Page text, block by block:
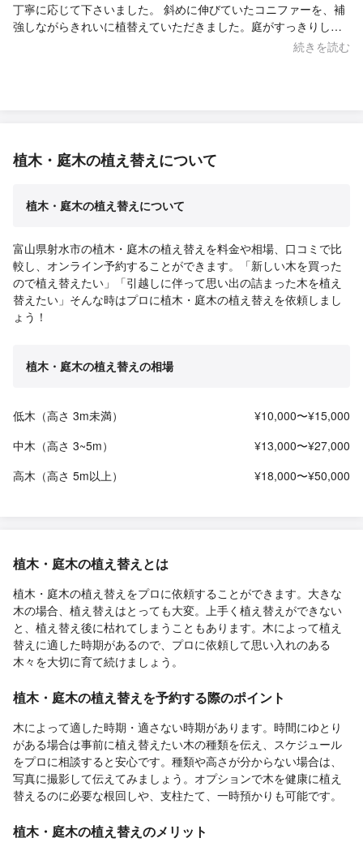
丁寧に応じて下さいました。 斜めに伸びていたコニファーを、補
強しながらきれいに植替えていただきました。庭がすっきりして
続きを読む
植木・庭木の植え替えについて
植木・庭木の植え替えについて
富山県射水市の植木・庭木の植え替えを料金や相場、口コミで比
較し、オンライン予約することができます。「新しい木を買った
ので植え替えたい」「引越しに伴って思い出の詰まった木を植え
替えたい」そんな時はプロに植木・庭木の植え替えを依頼しまし
ょう！
植木・庭木の植え替えの相場
低木（高さ 3m未満）
¥10,000〜¥15,000
中木（高さ 3~5m）
¥13,000〜¥27,000
高木（高さ 5m以上）
¥18,000〜¥50,000
植木・庭木の植え替えとは
植木・庭木の植え替えをプロに依頼することができます。大きな
木の場合、植え替えはとっても大変。上手く植え替えができない
と、植え替え後に枯れてしまうこともあります。木によって植え
替えに適した時期があるので、プロに依頼して思い入れのある
木々を大切に育て続けましょう。
植木・庭木の植え替えを予約する際のポイント
木によって適した時期・適さない時期があります。時間にゆとり
がある場合は事前に植え替えたい木の種類を伝え、スケジュール
をプロに相談すると安心です。種類や高さが分からない場合は、
写真に撮影して伝えてみましょう。オプションで木を健康に植え
替えるのに必要な根回しや、支柱たて、一時預かりも可能です。
植木・庭木の植え替えのメリット